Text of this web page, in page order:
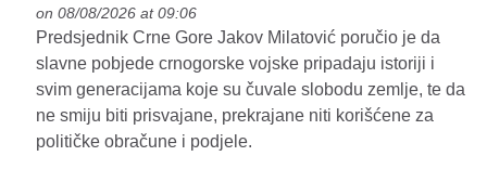
on 08/08/2026 at 09:06
Predsjednik Crne Gore Jakov Milatović poručio je da
slavne pobjede crnogorske vojske pripadaju istoriji i
svim generacijama koje su čuvale slobodu zemlje, te da
ne smiju biti prisvajane, prekrajane niti korišćene za
političke obračune i podjele.